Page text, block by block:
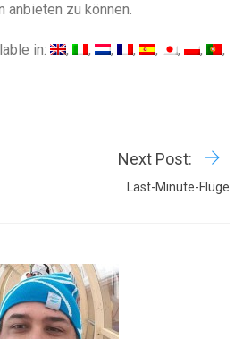
anbieten zu können.
in:
Next Post:
Last-Minute-Flüge